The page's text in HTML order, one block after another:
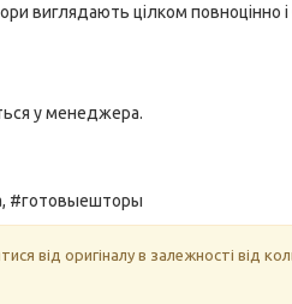
виглядають цілком повноцінно
у менеджера.
#готовыешторы
від оригіналу в залежності від